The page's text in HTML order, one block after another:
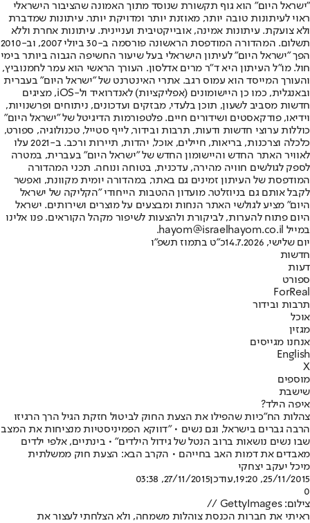
"ישראל היום" הוא גוף תקשורת שנוסד מתוך האמונה שהציבור הישראלי
ראוי לעיתונות טובה יותר, מאוזנת יותר ומדויקת יותר. עיתונות שמדברת
ולא צועקת. עיתונות אמינה, אובייקטיבית ועניינית. עיתונות אחרת וללא
תשלום. המהדורה המודפסת הראשונה פורסמה ב-30 ביולי 2007, וב-2010
הפך "ישראל היום" לעיתון הישראלי בעל שיעור החשיפה הגבוה ביותר בימי
חול. מו"ל העיתון היא ד"ר מרים אדלסון. העורך הראשי הוא עמר לחמנוביץ,
והעורך המייסד הוא עמוס רגב. אתרי האינטרנט של "ישראל היום" בעברית
ובאנגלית, כמו כן היישומונים (אפליקציות) לאנדרואיד ול-iOS, מציגים
חדשות מסביב לשעון, תוכן בלעדי, מבזקים ועדכונים, ניתוחים ופרשנויות,
וידיאו, פודקאסטים ושידורים חיים. פלטפורמות הדיגיטל של "ישראל היום"
כוללות ערוצי חדשות ודעות, תרבות ובידור, לייף סטייל, טכנולוגיה, ספורט,
כלכלה וצרכנות, בריאות, חיילים, אוכל, יהדות, תיירות ורכב. ב-2021 עלו
לאוויר האתר החדש והיישומון החדש של "ישראל היום" בעברית, במטרה
לספק לגולשים חוויה מהירה, עדכנית, בטוחה ונוחה. תכני המהדורה
המודפסת של העיתון זמינים גם באתר, במהדורה יומית מקוונת, ואפשר
לקבל אותם גם בניוזלטר. מועדון ההטבות הייחודי "הקליקה של ישראל
היום" מציע לגולשי האתר הנחות ומבצעים על מוצרים ושירותים. ישראל
היום פתוח להערות, לביקורת ולהצעות לשיפור מקהל הקוראים. פנו אלינו
במייל hayom@israelhayom.co.il.
יום שלישי, 14.7.2026
כ"ט בתמוז תשפ"ו
חדשות
דעות
ספורט
ForReal
תרבות ובידור
אוכל
מגזין
אנחנו מגייסים
English
X
מוספים
שישבת
איפה הילד?
צהלות הח"כיות שהפילו את הצעת החוק לביטול חזקת הגיל הרך הרגיזו
הרבה גברים בישראל, וגם נשים • "דווקא הפמיניסטיות מנציחות את המצב
שבו נשים נושאות ברוב הנטל של גידול הילדים" • בינתיים, אלפי ילדים
מאבדים את דמות האב בחייהם • הקרב הבא: הצעת חוק ממשלתית
מיכל יעקב יצחקי
25/11/2015, 19:20
,עודכן27/11/2015, 03:38
0
צילום: GettyImages //
ראיתי את חברות הכנסת צוהלות משמחה, ולא הצלחתי לעצור את